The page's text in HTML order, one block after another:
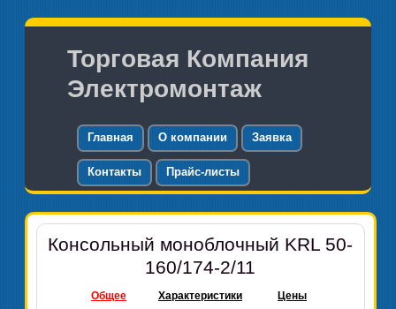
Торговая Компания
Электромонтаж
Главная О компании Заявка
Контакты Прайс-листы
Консольный моноблочный KRL 50-
160/174-2/11
Общее Характеристики Цены